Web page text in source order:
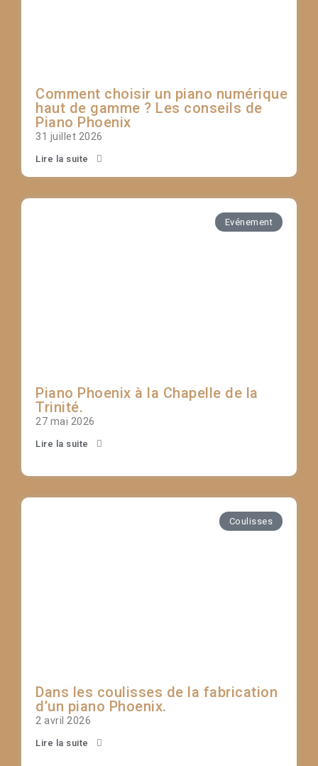
Comment choisir un piano numérique
haut de gamme ? Les conseils de
Piano Phoenix
31 juillet 2026
Lire la suite
Piano Phoenix à la Chapelle de la
Trinité.
27 mai 2026
Evénement
Lire la suite
Dans les coulisses de la fabrication
d’un piano Phoenix.
2 avril 2026
Coulisses
Lire la suite